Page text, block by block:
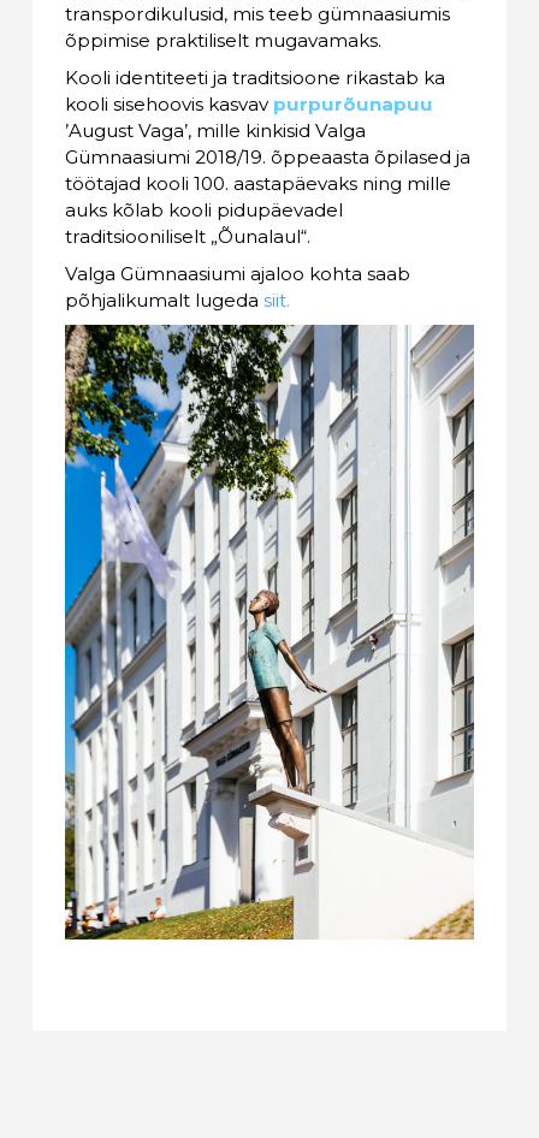
transpordikulusid, mis teeb gümnaasiumis
õppimise praktiliselt mugavamaks.
Kooli identiteeti ja traditsioone rikastab ka
kooli sisehoovis kasvav purpurõunapuu
’August Vaga’, mille kinkisid Valga
Gümnaasiumi 2018/19. õppeaasta õpilased ja
töötajad kooli 100. aastapäevaks ning mille
auks kõlab kooli pidupäevadel
traditsiooniliselt „Õunalaul“.
Valga Gümnaasiumi ajaloo kohta saab
põhjalikumalt lugeda siit.